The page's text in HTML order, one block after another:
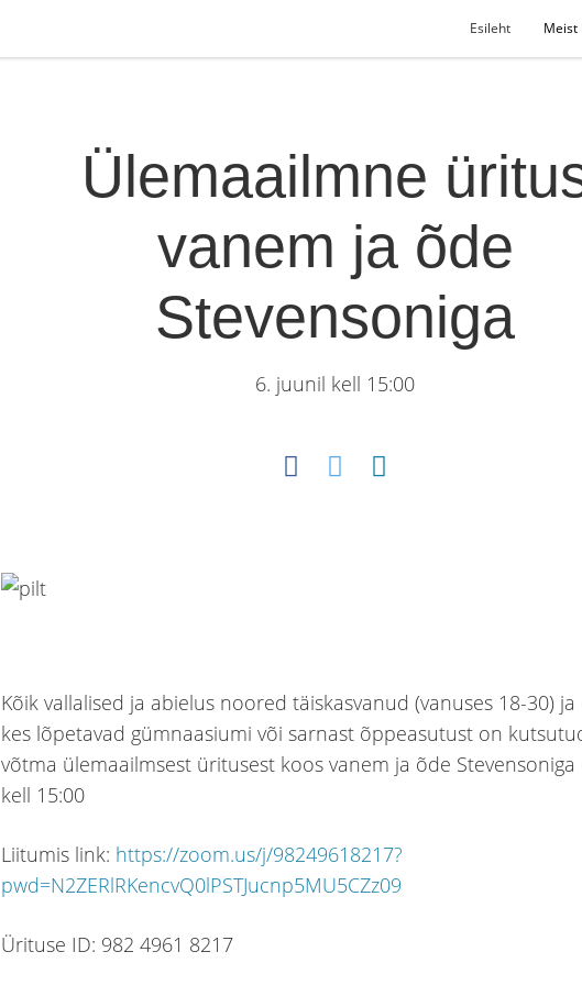
Esileht Meist
Ülemaailmne
vanem ja õde
Stevensoniga
6. juunil kell 15:00
Kõik vallalised ja abielus noored täiskasvanud (vanuses 18-30) ja
kes lõpetavad gümnaasiumi või sarnast õppeasutust on
võtma ülemaailmsest üritusest koos vanem ja õde Stevensoniga
kell 15:00
Liitumis link: https://zoom.us/j/98249618217?
pwd=N2ZERlRKencvQ0lPSTJucnp5MU5CZz09
Ürituse ID: 982 4961 8217